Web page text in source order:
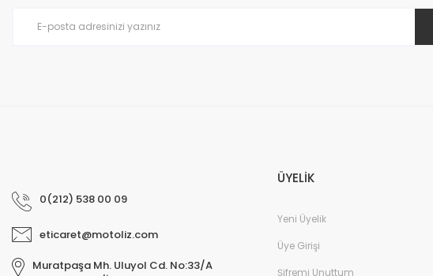
0(212) 538 00 09
eticaret@motoliz.com
Muratpaşa Mh. Uluyol Cd. No:33/A
ÜYELİK
Yeni Üyelik
Üye Girişi
Şifremi Unuttum